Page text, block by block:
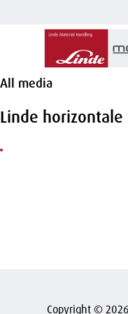
Overslaan
en naar
de
gaan
All media
Linde
Copyright ©